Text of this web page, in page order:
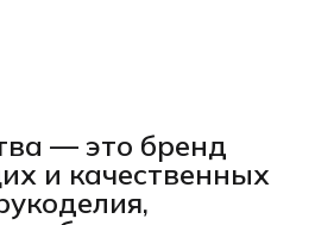
— это бренд
и качественных